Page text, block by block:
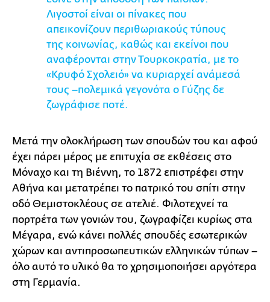
Λιγοστοί είναι οι πίνακες που
απεικονίζουν περιθωριακούς τύπους
της κοινωνίας, καθώς και εκείνοι που
αναφέρονται στην Τουρκοκρατία, με το
«Κρυφό Σχολειό» να κυριαρχεί ανάμεσά
τους –πολεμικά γεγονότα ο Γύζης δε
ζωγράφισε ποτέ.
Μετά την ολοκλήρωση των σπουδών του και αφού
έχει πάρει μέρος με επιτυχία σε εκθέσεις στο
Μόναχο και τη Βιέννη, το 1872 επιστρέφει στην
Αθήνα και μετατρέπει το πατρικό του σπίτι στην
οδό Θεμιστοκλέους σε ατελιέ. Φιλοτεχνεί τα
πορτρέτα των γονιών του, ζωγραφίζει κυρίως στα
Μέγαρα, ενώ κάνει πολλές σπουδές εσωτερικών
χώρων και αντιπροσωπευτικών ελληνικών τύπων –
όλο αυτό το υλικό θα το χρησιμοποιήσει αργότερα
στη Γερμανία.